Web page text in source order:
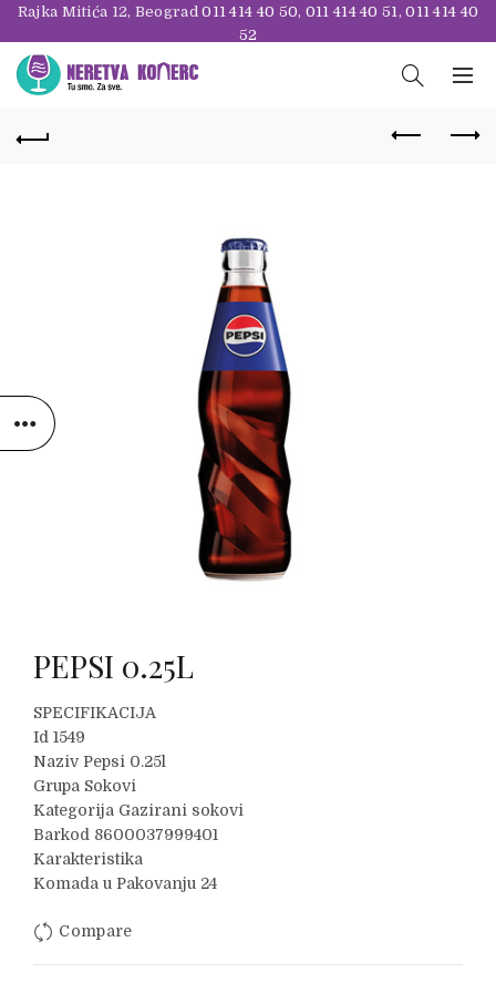
Rajka Mitića 12, Beograd011 414 40 50, 011 414 40 51,011 414 40
52
PEPSI 0.25L
SPECIFIKACIJA
Id 1549
Naziv Pepsi 0.25l
Grupa Sokovi
Kategorija Gazirani sokovi
Barkod 8600037999401
Karakteristika
Komada u Pakovanju 24
Compare